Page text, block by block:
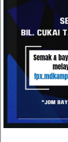
mungkin
pengunjung
dasar privasi
Sekiranya dasar
di halaman ini.
akan dikemas
digunakan dan
maklumat